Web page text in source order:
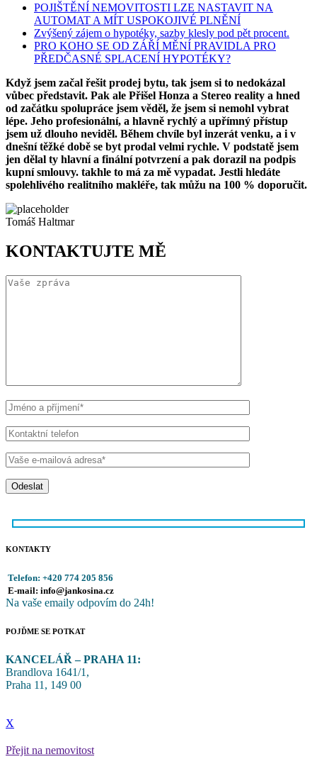
POJIŠTĚNÍ NEMOVITOSTI LZE NASTAVIT NA
AUTOMAT A MÍT USPOKOJIVÉ PLNĚNÍ
Zvýšený zájem o hypotéky, sazby klesly pod pět procent.
PRO KOHO SE OD ZÁŘÍ MĚNÍ PRAVIDLA PRO
PŘEDČASNÉ SPLACENÍ HYPOTÉKY?
Když jsem začal řešit prodej bytu, tak jsem si to nedokázal
vůbec představit. Pak ale Přišel Honza a Stereo reality a hned
od začátku spolupráce jsem věděl, že jsem si nemohl vybrat
lépe. Jeho profesionální, a hlavně rychlý a upřímný přístup
jsem už dlouho neviděl. Během chvíle byl inzerát venku, a i v
dnešní těžké době se byt prodal velmi rychle. V podstatě jsem
jen dělal ty hlavní a finální potvrzení a pak dorazil na podpis
kupní smlouvy. takhle to má za mě vypadat. Jestli hledáte
spolehlivého realitního makléře, tak můžu na 100 % doporučit.
Tomáš Haltmar
KONTAKTUJTE MĚ
Odeslat
KONTAKTY
Telefon: +420 774 205 856
E-mail: info@jankosina.cz
Na vaše emaily odpovím do 24h!
POJĎME SE POTKAT
KANCELÁŘ – PRAHA 11:
Brandlova 1641/1,
Praha 11, 149 00
X
Přejit na nemovitost